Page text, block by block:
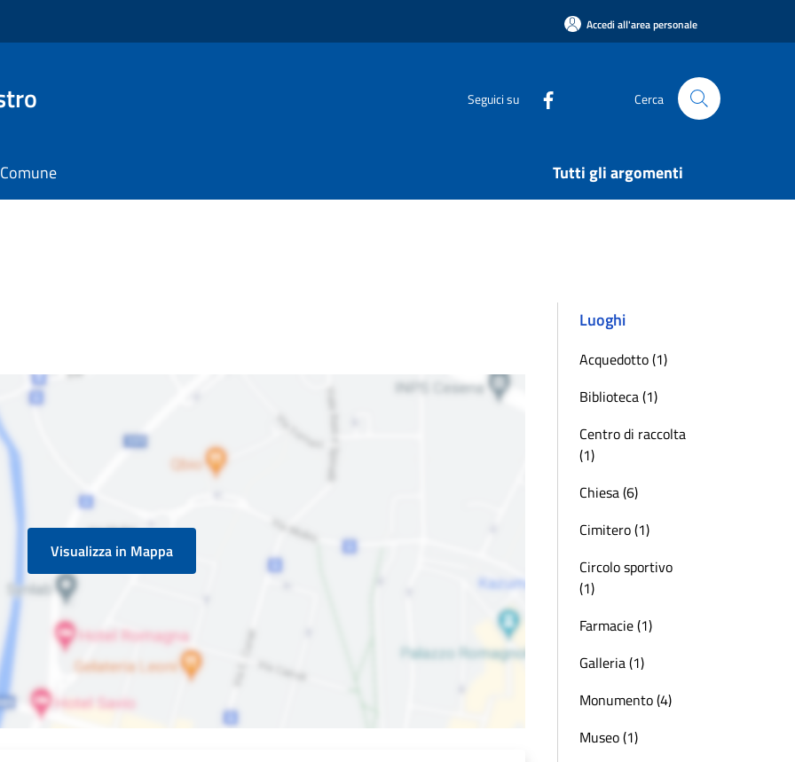
Accedi all'area personale
Seguici su Cerca
Tutti gli argomenti
Visualizza in Mappa
Luoghi
Acquedotto (1)
Biblioteca (1)
Centro di raccolta
(1)
Chiesa (6)
Cimitero (1)
Circolo sportivo
(1)
Farmacie (1)
Galleria (1)
Monumento (4)
Museo (1)